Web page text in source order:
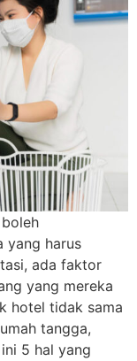
yang harus
ada faktor
yang mereka
hotel tidak sama
tangga,
5 hal yang